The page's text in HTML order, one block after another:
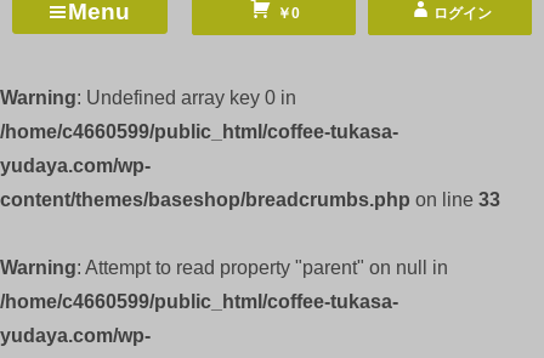
ッ
Menu ￥0 ログイン
Warning: Undefined array key 0 in
/home/c4660599/public_html/coffee-tukasa-
yudaya.com/wp-
content/themes/baseshop/breadcrumbs.php on line 33
Warning: Attempt to read property "parent" on null in
/home/c4660599/public_html/coffee-tukasa-
yudaya.com/wp-